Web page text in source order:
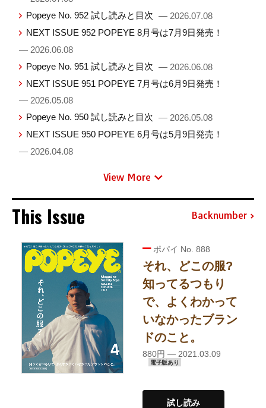
Popeye No. 952 試し読みと目次 — 2026.07.08
NEXT ISSUE 952 POPEYE 8月号は7月9日発売！
— 2026.06.08
Popeye No. 951 試し読みと目次 — 2026.06.08
NEXT ISSUE 951 POPEYE 7月号は6月9日発売！
— 2026.05.08
Popeye No. 950 試し読みと目次 — 2026.05.08
NEXT ISSUE 950 POPEYE 6月号は5月9日発売！
— 2026.04.08
View More
This Issue Backnumber
ポパイ No. 888
それ、どこの服?
知ってるつもり
で、よくわかって
いなかったブラン
ドのこと。
880円 — 2021.03.09
電子版あり
試し読み